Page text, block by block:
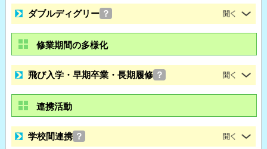
ダブルディグリー ？
修業期間の多様化
飛び入学・早期卒業・長期履修 ？
連携活動
学校間連携 ？